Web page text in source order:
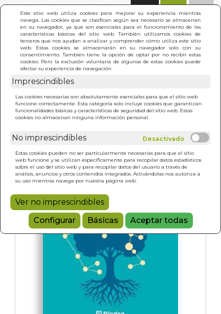
Este sitio web utiliza cookies para mejorar su experiencia mientras
navega. Las cookies que se clasifican según sea necesario se almacenan
en su navegador, ya que son esenciales para el funcionamiento de las
características básicas del sitio web. También utilizamos cookies de
terceros que nos ayudan a analizar y comprender cómo utiliza este sitio
web. Estas cookies se almacenarán en su navegador solo con su
consentimiento. También tiene la opción de optar por no recibir estas
cookies. Pero la exclusión voluntaria de algunas de estas cookies puede
afectar su experiencia de navegación.
Imprescindibles
Las cookies necesarias son absolutamente esenciales para que el sitio web
funcione correctamente. Esta categoría solo incluye cookies que garantizan
funcionalidades básicas y características de seguridad del sitio web. Estas
cookies no almacenan ninguna información personal.
No imprescindibles
Estas cookies pueden no ser particularmente necesarias para que el sitio
web funcione y se utilizan específicamente para recopilar datos estadísticos
sobre el uso del sitio web y para recopilar datos del usuario a través de
análisis, anuncios y otros contenidos integrados. Activándolas nos autoriza a
su uso mientras navega por nuestra página web.
Ver no imprescindibles
Configurar
Básicas Aceptar todas
INICIO >
NEGOCIOS (N/E)